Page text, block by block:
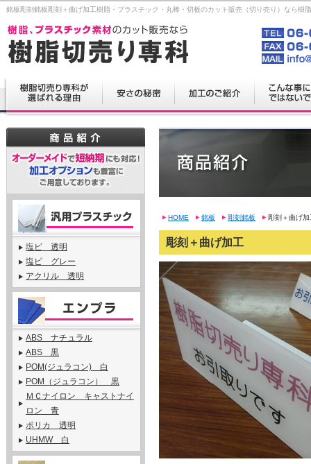
銘板彫刻銘板彫刻＋曲げ加工樹脂・プラスチック・丸棒・切板のカット販売（切り売り）なら樹
塩ビ 透明
塩ビ グレー
アクリル 透明
ABS ナチュラル
ABS 黒
POM(ジュラコン) 白
POM（ジュラコン） 黒
ＭＣナイロン キャストナイ
ロン 青
ポリカ 透明
UHMW 白
HOME 銘板 彫刻銘板 彫刻＋曲げ加
彫刻＋曲げ加工